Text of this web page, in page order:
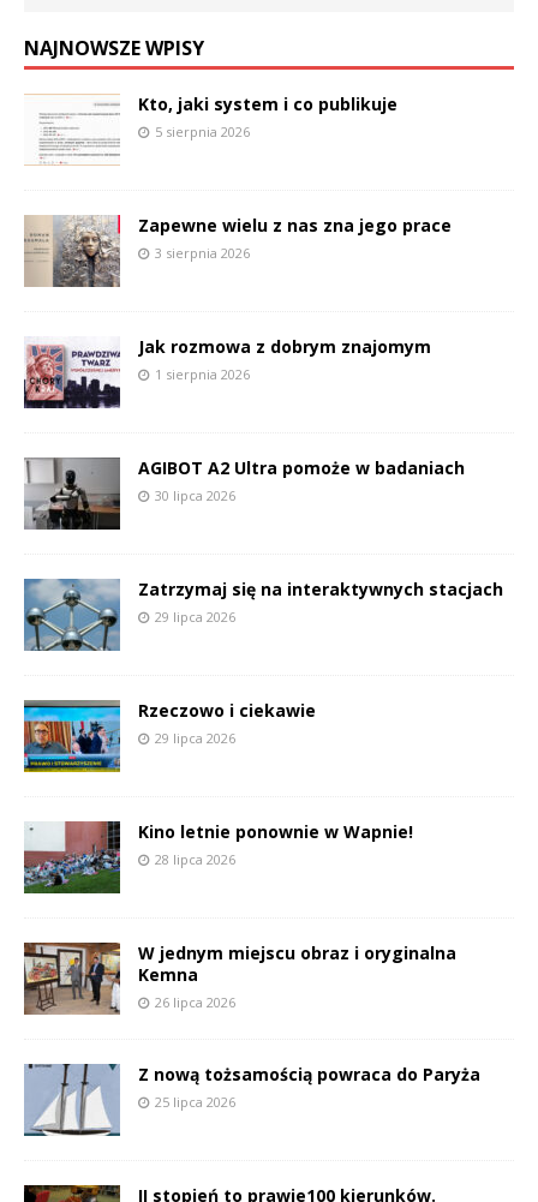
NAJNOWSZE WPISY
Kto, jaki system i co publikuje
5 sierpnia 2026
Zapewne wielu z nas zna jego prace
3 sierpnia 2026
Jak rozmowa z dobrym znajomym
1 sierpnia 2026
AGIBOT A2 Ultra pomoże w badaniach
30 lipca 2026
Zatrzymaj się na interaktywnych stacjach
29 lipca 2026
Rzeczowo i ciekawie
29 lipca 2026
Kino letnie ponownie w Wapnie!
28 lipca 2026
W jednym miejscu obraz i oryginalna
Kemna
26 lipca 2026
Z nową tożsamością powraca do Paryża
25 lipca 2026
II stopień to prawie100 kierunków.